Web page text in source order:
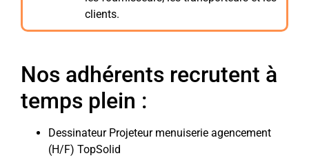
clients.
Nos adhérents recrutent à
temps plein :
Dessinateur Projeteur menuiserie agencement
(H/F) TopSolid